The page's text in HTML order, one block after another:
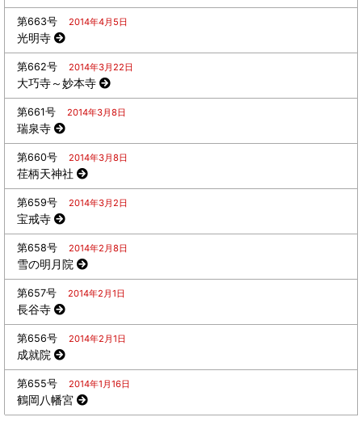
第663号 2014年4月5日
光明寺
第662号 2014年3月22日
大巧寺～妙本寺
第661号 2014年3月8日
瑞泉寺
第660号 2014年3月8日
荏柄天神社
第659号 2014年3月2日
宝戒寺
第658号 2014年2月8日
雪の明月院
第657号 2014年2月1日
長谷寺
第656号 2014年2月1日
成就院
第655号 2014年1月16日
鶴岡八幡宮